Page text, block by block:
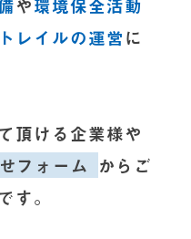
レイルの運営に
頂ける企業様や
フォーム からご
す。